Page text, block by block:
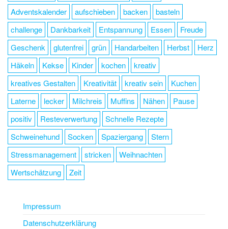
Adventskalender
aufschieben backen
basteln
challenge
Dankbarkeit Entspannung Essen
Freude
Geschenk
glutenfrei grün Handarbeiten Herbst
Herz
Häkeln
Kekse Kinder kochen
kreativ
kreatives Gestalten
Kreativität kreativ sein
Kuchen
Laterne
lecker Milchreis Muffins Nähen
Pause
positiv
Resteverwertung
Schnelle Rezepte
Schweinehund
Socken Spaziergang
Stern
Stressmanagement
stricken
Weihnachten
Wertschätzung
Zeit
Impressum
Datenschutzerklärung